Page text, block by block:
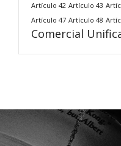
Artículo 42 Artículo 43
Artículo 47 Artículo 48
Comercial